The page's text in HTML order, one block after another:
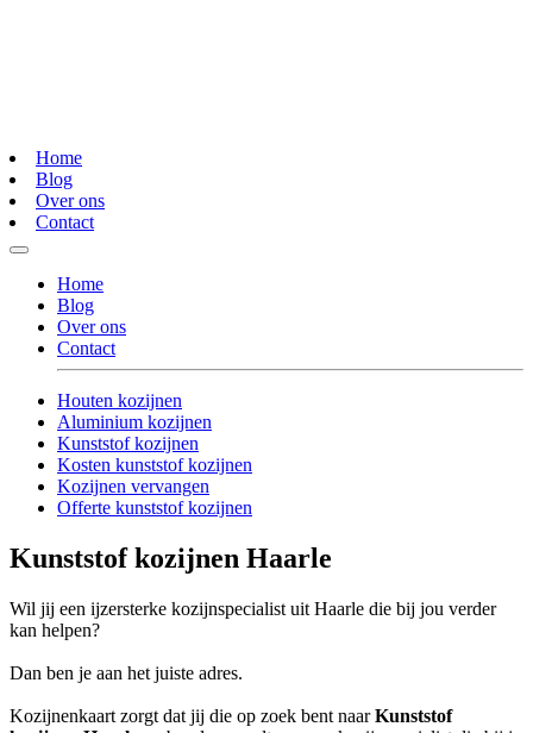
Home
Blog
Over ons
Contact
Home
Blog
Over ons
Contact
Houten kozijnen
Aluminium kozijnen
Kunststof kozijnen
Kosten kunststof kozijnen
Kozijnen vervangen
Offerte kunststof kozijnen
Kunststof kozijnen Haarle
Wil jij een ijzersterke kozijnspecialist uit Haarle die bij jou verder
kan helpen?
Dan ben je aan het juiste adres.
Kozijnenkaart zorgt dat jij die op zoek bent naarKunststof